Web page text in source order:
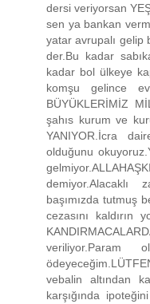
dersi veriyorsan
sen ya bankan
yatar avrupalı gelip
der.Bu kadar
kadar bol ülkeye
komşu gelince
BÜYÜKLERİMİZ
şahıs kurum ve
YANIYOR.İcra
olduğunu
demiyor.Alacaklı
başımızda tutmuş
cezasını
veriliyor.Param
vebalin altından
karşığında